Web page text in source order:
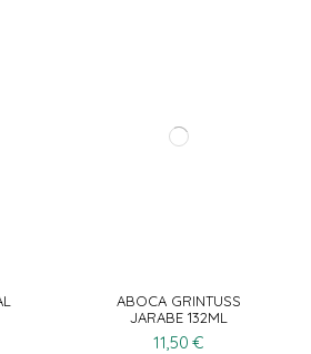
ABOCA GRINTUSS
JARABE 132ML
11,50 €